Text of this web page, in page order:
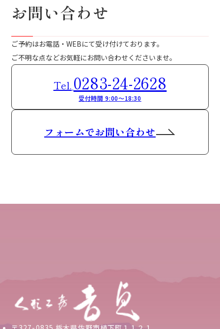
お問い合わせ
ご予約はお電話・WEBにて受け付けております。
ご不明な点などお気軽にお問い合わせくださいませ。
Tel. 0283-24-2628
受付時間 9:00～18:30
フォームでお問い合わせ